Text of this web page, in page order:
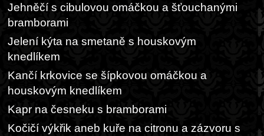
Jehněčí s cibulovou omáčkou a šťouchanými
bramborami
Jelení kýta na smetaně s houskovým
knedlíkem
Kančí krkovice se šípkovou omáčkou a
houskovým knedlíkem
Kapr na česneku s bramborami
Kočičí výkřik aneb kuře na citronu a zázvoru s